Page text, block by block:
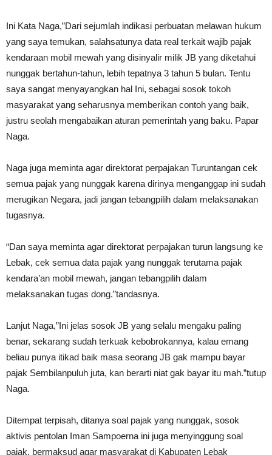
Ini Kata Naga,”Dari sejumlah indikasi perbuatan melawan hukum
yang saya temukan, salahsatunya data real terkait wajib pajak
kendaraan mobil mewah yang disinyalir milik JB yang diketahui
nunggak bertahun-tahun, lebih tepatnya 3 tahun 5 bulan. Tentu
saya sangat menyayangkan hal Ini, sebagai sosok tokoh
masyarakat yang seharusnya memberikan contoh yang baik,
justru seolah mengabaikan aturan pemerintah yang baku. Papar
Naga.
Naga juga meminta agar direktorat perpajakan Turuntangan cek
semua pajak yang nunggak karena dirinya menganggap ini sudah
merugikan Negara, jadi jangan tebangpilih dalam melaksanakan
tugasnya.
“Dan saya meminta agar direktorat perpajakan turun langsung ke
Lebak, cek semua data pajak yang nunggak terutama pajak
kendara’an mobil mewah, jangan tebangpilih dalam
melaksanakan tugas dong.”tandasnya.
Lanjut Naga,”Ini jelas sosok JB yang selalu mengaku paling
benar, sekarang sudah terkuak kebobrokannya, kalau emang
beliau punya itikad baik masa seorang JB gak mampu bayar
pajak Sembilanpuluh juta, kan berarti niat gak bayar itu mah.”tutup
Naga.
Ditempat terpisah, ditanya soal pajak yang nunggak, sosok
aktivis pentolan Iman Sampoerna ini juga menyinggung soal
pajak, bermaksud agar masyarakat di Kabupaten Lebak